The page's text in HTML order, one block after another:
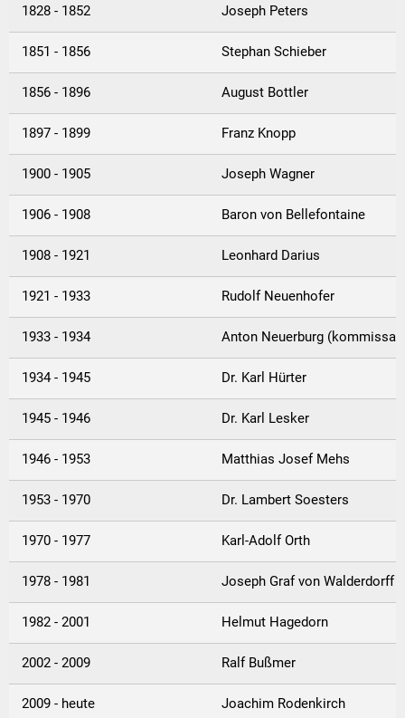
1828 - 1852 Joseph Peters
1851 - 1856 Stephan Schieber
1856 - 1896 August Bottler
1897 - 1899 Franz Knopp
1900 - 1905 Joseph Wagner
1906 - 1908 Baron von Bellefontaine
1908 - 1921 Leonhard Darius
1921 - 1933 Rudolf Neuenhofer
1933 - 1934 Anton Neuerburg
1934 - 1945 Dr. Karl Hürter
1945 - 1946 Dr. Karl Lesker
1946 - 1953 Matthias Josef Mehs
1953 - 1970 Dr. Lambert Soesters
1970 - 1977 Karl-Adolf Orth
1978 - 1981 Joseph Graf von Walderdorff
1982 - 2001 Helmut Hagedorn
2002 - 2009 Ralf Bußmer
2009 - heute Joachim Rodenkirch